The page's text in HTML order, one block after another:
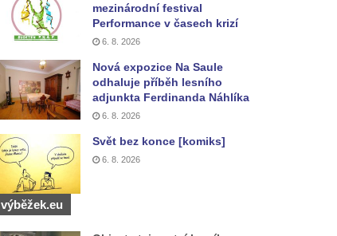
mezinárodní festival
Performance v časech krizí
6. 8. 2026
Nová expozice Na Saule
odhaluje příběh lesního
adjunkta Ferdinanda Náhlíka
6. 8. 2026
Svět bez konce [komiks]
6. 8. 2026
výběžek.eu